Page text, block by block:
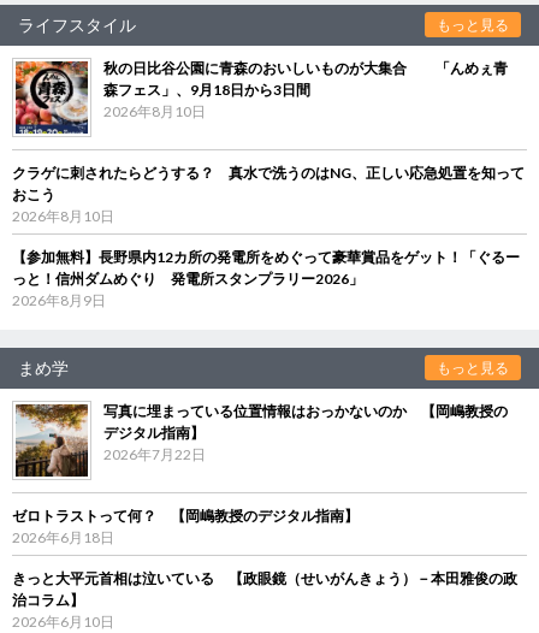
ライフスタイル もっと見る
秋の日比谷公園に青森のおいしいものが大集合 「んめぇ青
森フェス」、9月18日から3日間
2026年8月10日
クラゲに刺されたらどうする？ 真水で洗うのはNG、正しい応急処置を知って
おこう
2026年8月10日
【参加無料】長野県内12カ所の発電所をめぐって豪華賞品をゲット！「ぐるー
っと！信州ダムめぐり 発電所スタンプラリー2026」
2026年8月9日
まめ学 もっと見る
写真に埋まっている位置情報はおっかないのか 【岡嶋教授の
デジタル指南】
2026年7月22日
ゼロトラストって何？ 【岡嶋教授のデジタル指南】
2026年6月18日
きっと大平元首相は泣いている 【政眼鏡（せいがんきょう）－本田雅俊の政
治コラム】
2026年6月10日